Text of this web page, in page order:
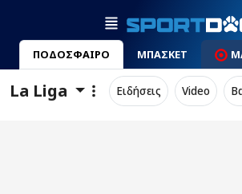
ΠΟΔΟΣΦΑΙΡΟ ΜΠΑΣΚΕΤ
La Liga Ειδήσεις Video